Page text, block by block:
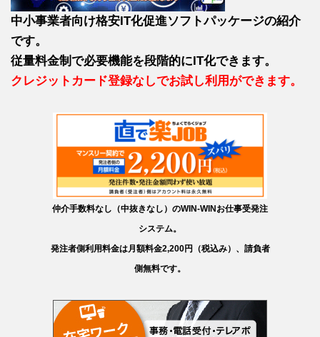
中小事業者向け格安IT化促進ソフトパッケージの紹介
です。
従量料金制で必要機能を段階的にIT化できます。
クレジットカード登録なしでお試し利用ができます。
仲介手数料なし（中抜きなし）のWIN-WINお仕事受発注
システム。
発注者側利用料金は月額料金2,200円（税込み）、請負者
側無料です。